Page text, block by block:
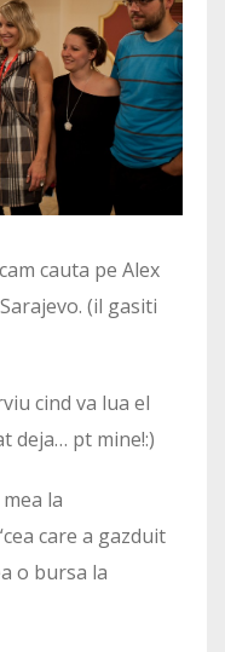
cauta pe Alex
(il gasiti
cind va lua el
deja… pt mine!:)
la
care a gazduit
o bursa la